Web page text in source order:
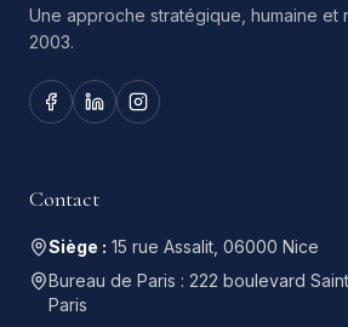
Une approche stratégique, humaine et
2003.
Contact
Siège : 15 rue Assalit, 06000 Nice
Bureau de Paris : 222 boulevard
Paris